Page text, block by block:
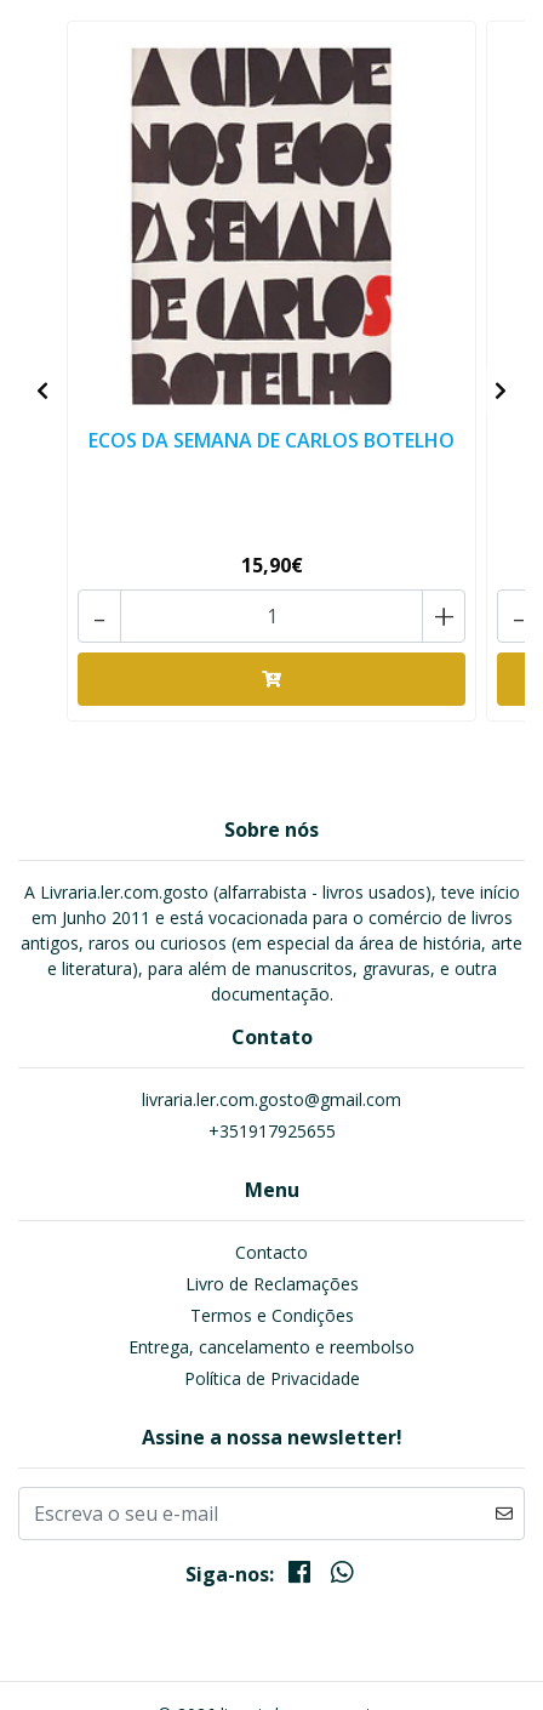
ECOS DA SEMANA DE CARLOS BOTELHO
15,90€
+
- -
Sobre nós
A Livraria.ler.com.gosto (alfarrabista - livros usados), teve início
em Junho 2011 e está vocacionada para o comércio de livros
antigos, raros ou curiosos (em especial da área de história, arte
e literatura), para além de manuscritos, gravuras, e outra
documentação.
Contato
livraria.ler.com.gosto@gmail.com
+351917925655
Menu
Contacto
Livro de Reclamações
Termos e Condições
Entrega, cancelamento e reembolso
Política de Privacidade
Assine a nossa newsletter!
Siga-nos: